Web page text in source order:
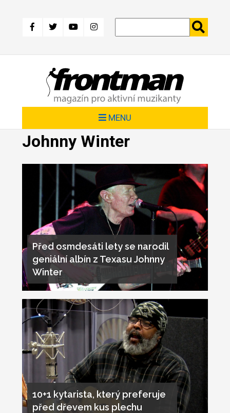
hlavnímu
MENU
Johnny Winter
Před osmdesáti lety se narodil
geniální albín z Texasu Johnny
Winter
10+1 kytarista, který preferuje
před dřevem kus plechu